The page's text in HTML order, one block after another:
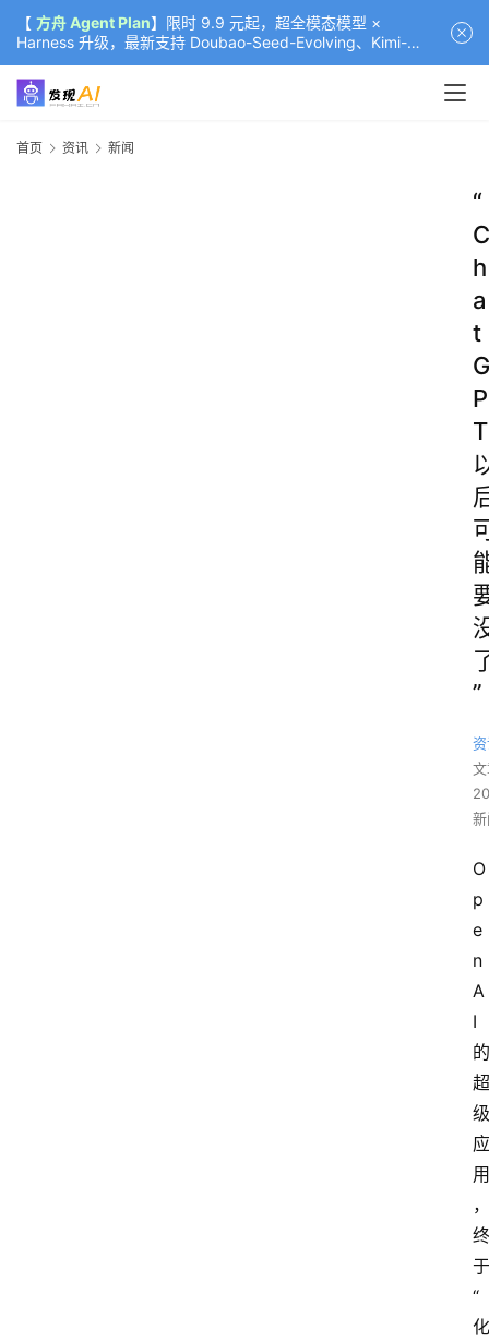
【 方舟 Agent Plan】限时 9.9 元起，超全模态模型 ×
Harness 升级，最新支持 Doubao-Seed-Evolving、Kimi-
K3（部分）、GLM-5.2
首页 资讯 新闻
“
C
h
a
t
G
P
T
”
O
p
e
n
A
I
的
超
级
应
用
，
终
于
“
化